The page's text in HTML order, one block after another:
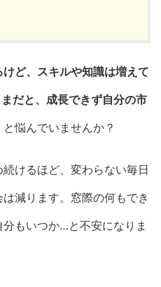
けど、スキルや知識は増えて
だと、成長できず自分の市
と悩んでいませんか？
けるほど、変わらない毎日
減ります。窓際の何もでき
もいつか…と不安になりま